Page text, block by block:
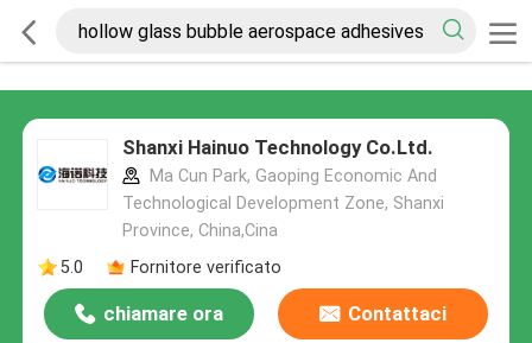
Shanxi Hainuo Technology Co.Ltd.
Ma Cun Park, Gaoping Economic And
Technological Development Zone, Shanxi
Province, China,Cina
5.0
Fornitore verificato
chiamare ora Contattaci